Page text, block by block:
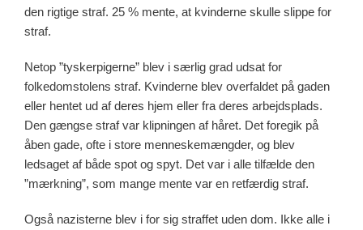
den rigtige straf. 25 % mente, at kvinderne skulle slippe for
straf.
Netop ”tyskerpigerne” blev i særlig grad udsat for
folkedomstolens straf. Kvinderne blev overfaldet på gaden
eller hentet ud af deres hjem eller fra deres arbejdsplads.
Den gængse straf var klipningen af håret. Det foregik på
åben gade, ofte i store menneskemængder, og blev
ledsaget af både spot og spyt. Det var i alle tilfælde den
”mærkning”, som mange mente var en retfærdig straf.
Også nazisterne blev i for sig straffet uden dom. Ikke alle i